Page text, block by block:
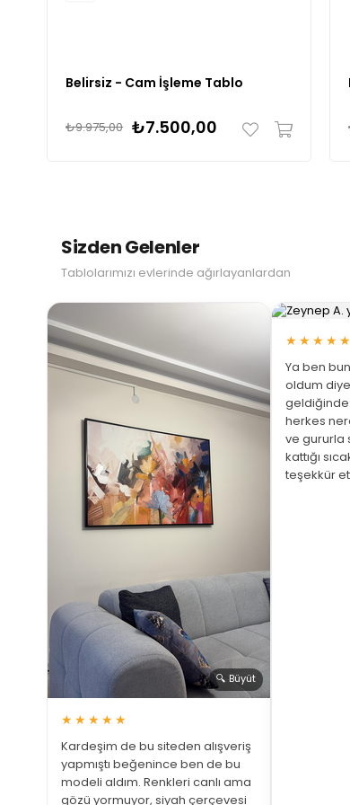
Belirsiz - Cam İşleme Tablo
₺7.500,00
₺9.975,00
Sizden Gelenler
Tablolarımızı evlerinde ağırlayanlardan
🔍 Büyüt
★★★★★
Kardeşim de bu siteden alışveriş
yapmıştı beğenince ben de bu
modeli aldım. Renkleri canlı ama
gözü yormuyor, siyah çerçevesi
★★★★★
Ya ben
oldum
geldiğinde
herkes
ve gururla
kattığı
teşekkür